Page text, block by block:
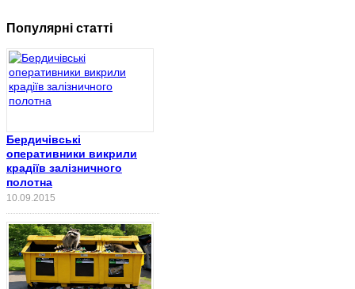
Популярні статті
Бердичівські
оперативники викрили
крадіїв залізничного
полотна
10.09.2015